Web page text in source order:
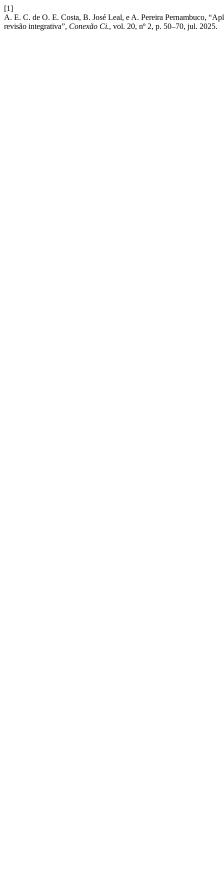
[1]
A. E. C. de O. E. Costa, B. José Leal, e A. Pereira Pernambuco,
revisão integrativa”, Conexão Ci., vol. 20, nº 2, p. 50–70, jul. 2025.